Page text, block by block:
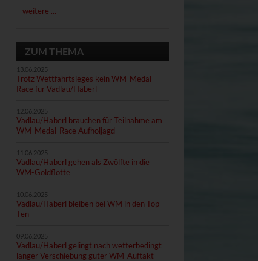
weitere ...
ZUM THEMA
13.06.2025
Trotz Wettfahrtsieges kein WM-Medal-
Race für Vadlau/Haberl
12.06.2025
Vadlau/Haberl brauchen für Teilnahme am
WM-Medal-Race Aufholjagd
11.06.2025
Vadlau/Haberl gehen als Zwölfte in die
WM-Goldflotte
10.06.2025
Vadlau/Haberl bleiben bei WM in den Top-
Ten
09.06.2025
Vadlau/Haberl gelingt nach wetterbedingt
langer Verschiebung guter WM-Auftakt